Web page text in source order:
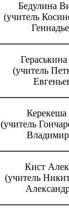
Бедулина
(учитель
(учитель
(учитель
Кист
(учитель